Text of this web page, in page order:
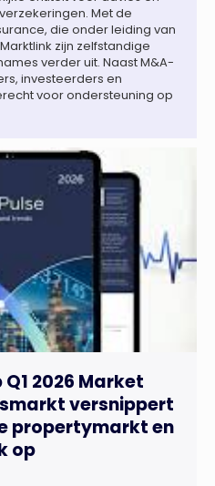
Met de
die onder leiding van
zijn zelfstandige
verder uit. Naast M&A-
investeerders en
voor ondersteuning op
2026 Market
versnippert
propertymarkt en
op